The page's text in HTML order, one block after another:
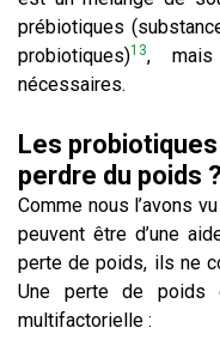
prébiotiques
probiotiques)13, mais
nécessaires.
Les
perdre du poids ?
Comme nous l’avons
peuvent être d’une
perte de poids, ils ne
Une perte de poids
multifactorielle :